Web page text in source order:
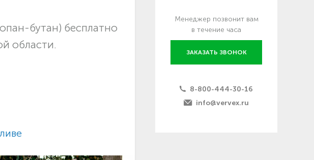
бутан) бесплатно
области.
Менеджер позвонит вам
в течение часа
ЗАКАЗАТЬ ЗВОНОК
8-800-444-30-16
info@vervex.ru